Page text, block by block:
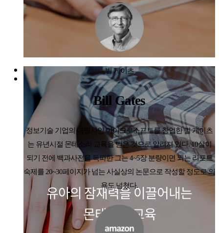
유아의 잠재력을 이끌어내는
몬테소리 교육
빌 게이츠
Bill Gates
정보기술 기업의 대명사인 마이크로소프트를 창업한 빌 게이츠
는 유년시절 몬테소리 교육을 받은 것으로 알려져 있다. 10살이
되기 전에 백과사전을 독파한 그는 4~5장 분량이면 되는 리포트
숙제를 20~30페이지가 넘는 사실상의 논문으로 작성할 정도로 의
욕도 넘쳤다.